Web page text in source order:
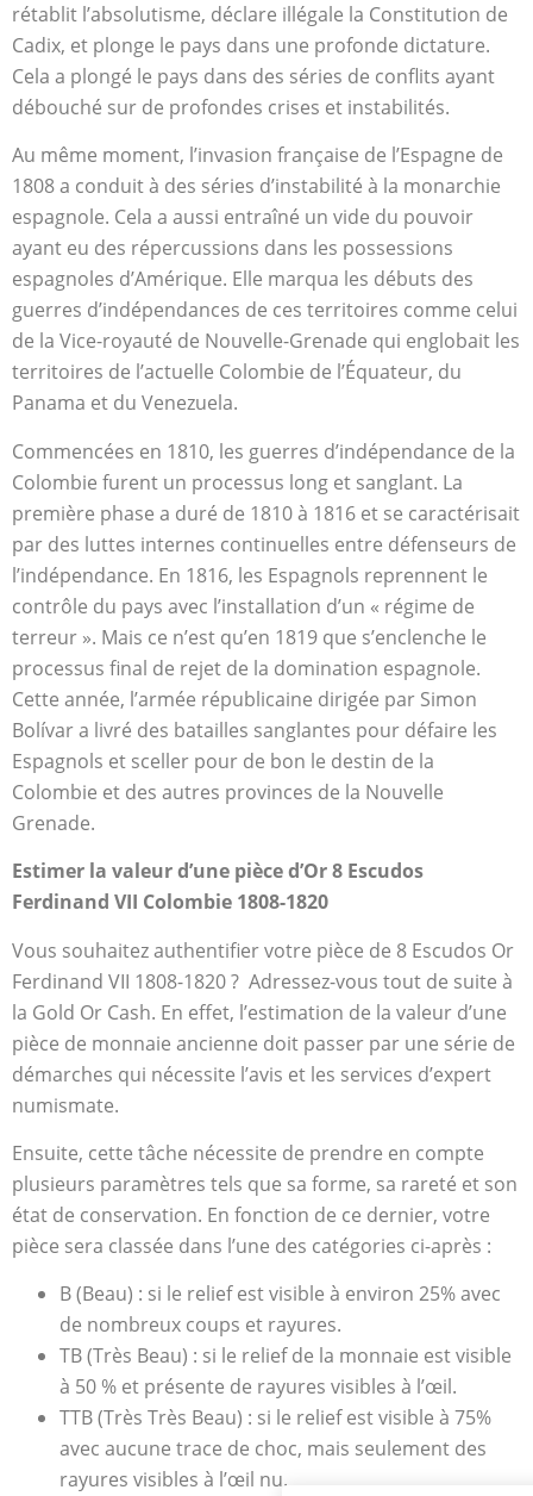
rétablit l’absolutisme, déclare illégale la Constitution de
Cadix, et plonge le pays dans une profonde dictature.
Cela a plongé le pays dans des séries de conflits ayant
débouché sur de profondes crises et instabilités.
Au même moment, l’invasion française de l’Espagne de
1808 a conduit à des séries d’instabilité à la monarchie
espagnole. Cela a aussi entraîné un vide du pouvoir
ayant eu des répercussions dans les possessions
espagnoles d’Amérique. Elle marqua les débuts des
guerres d’indépendances de ces territoires comme celui
de la Vice-royauté de Nouvelle-Grenade qui englobait les
territoires de l’actuelle Colombie de l’Équateur, du
Panama et du Venezuela.
Commencées en 1810, les guerres d’indépendance de la
Colombie furent un processus long et sanglant. La
première phase a duré de 1810 à 1816 et se caractérisait
par des luttes internes continuelles entre défenseurs de
l’indépendance. En 1816, les Espagnols reprennent le
contrôle du pays avec l’installation d’un « régime de
terreur ». Mais ce n’est qu’en 1819 que s’enclenche le
processus final de rejet de la domination espagnole.
Cette année, l’armée républicaine dirigée par Simon
Bolívar a livré des batailles sanglantes pour défaire les
Espagnols et sceller pour de bon le destin de la
Colombie et des autres provinces de la Nouvelle
Grenade.
Estimer la valeur d’une pièce d’Or 8 Escudos
Ferdinand VII Colombie 1808-1820
Vous souhaitez authentifier votre pièce de 8 Escudos Or
Ferdinand VII 1808-1820 ? Adressez-vous tout de suite à
la Gold Or Cash. En effet, l’estimation de la valeur d’une
pièce de monnaie ancienne doit passer par une série de
démarches qui nécessite l’avis et les services d’expert
numismate.
Ensuite, cette tâche nécessite de prendre en compte
plusieurs paramètres tels que sa forme, sa rareté et son
état de conservation. En fonction de ce dernier, votre
pièce sera classée dans l’une des catégories ci-après :
B (Beau) : si le relief est visible à environ 25% avec
de nombreux coups et rayures.
TB (Très Beau) : si le relief de la monnaie est visible
à 50 % et présente de rayures visibles à l’œil.
TTB (Très Très Beau) : si le relief est visible à 75%
avec aucune trace de choc, mais seulement des
rayures visibles à l’œil nu.